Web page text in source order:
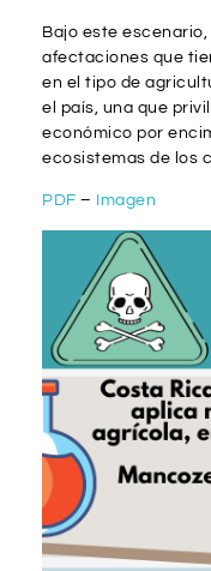
Bajo este
afectaciones que
en el tipo de
el país, una que
económico por
ecosistemas de los
PDF – Imagen